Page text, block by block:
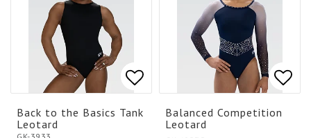
Lägg till i favoritlistan
Lägg till i favoritlistan
Back to the Basics Tank
Leotard
Balanced Competition
Leotard